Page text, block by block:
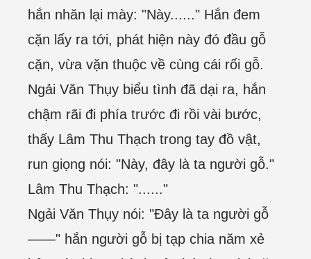
hắn nhăn lại mày: "Này......" Hắn đem
cặn lấy ra tới, phát hiện này đó đầu gỗ
cặn, vừa vặn thuộc về cùng cái rối gỗ.
Ngải Văn Thụy biểu tình đã dại ra, hắn
chậm rãi đi phía trước đi rồi vài bước,
thấy Lâm Thu Thạch trong tay đồ vật,
run giọng nói: "Này, đây là ta người gỗ."
Lâm Thu Thạch: "......"
Ngải Văn Thụy nói: "Đây là ta người gỗ
——" hắn người gỗ bị tạp chia năm xẻ